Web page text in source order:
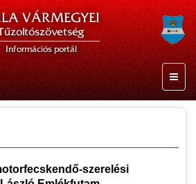
VÁRMEGYEI
Információs portál
szerelési